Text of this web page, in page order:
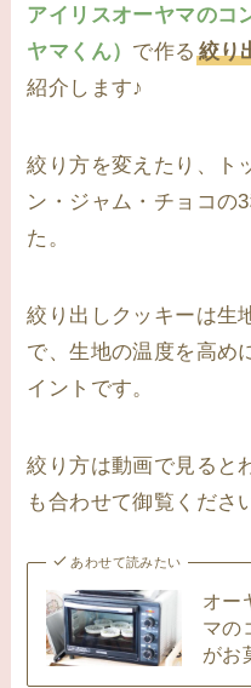
アイリスオーヤマのコ
ヤマくん） で作る 絞り
紹介します♪
絞り方を変えたり、ト
ン・ジャム・チョコの
た。
絞り出しクッキーは生
で、生地の温度を高め
イントです。
絞り方は動画で見ると
も合わせて御覧くださ
あわせて読みたい
オー
マの
がお